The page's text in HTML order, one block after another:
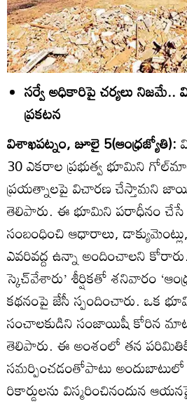
సర్వే అధికారిపై చర్యలు నిజమే..
ప్రకటన
విశాఖపట్నం, జూలై 5(ఆంధ్రజ్యోతి):
30 ఎకరాల ప్రభుత్వ భూమిని
ప్రయత్నాలపై విచారణ చేస్తామని
తెలిపారు. ఈ భూమిని పరాధీనం చేసే
సంబంధించి ఆధారాలు,
ఎవరివద్ద ఉన్నా అందించాలని
స్కెచ్‌వేశారు’ శీర్షికతో శనివారం
కథనంపై జేసీ స్పందించారు. ఒక
సంచాలకుడిని సంజాయిషీ కోరిన
తెలిపారు. ఈ అంశంలో తన
సమర్పించడంతోపాటు అందుబాటులో
రికార్డులను విస్మరించినందున